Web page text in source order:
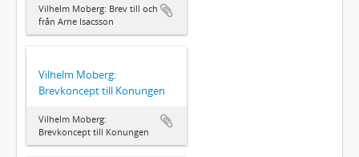
Vilhelm Moberg: Brev till och
från Arne Isacsson
Vilhelm Moberg:
Brevkoncept till Konungen
Vilhelm Moberg:
Brevkoncept till Konungen